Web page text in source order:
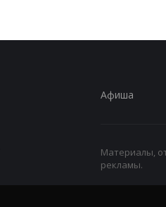
Афиша
Материалы,
рекламы.